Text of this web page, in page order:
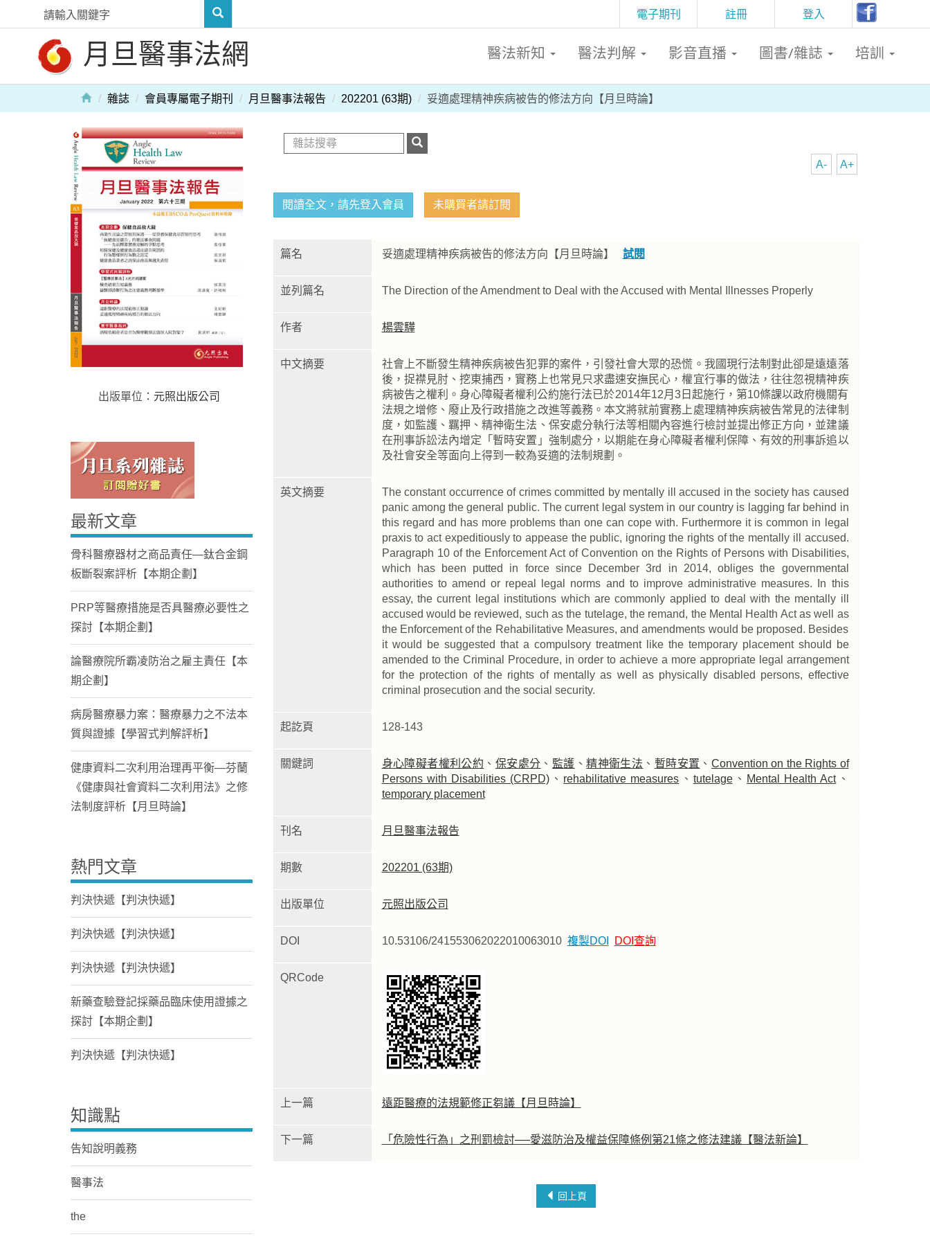
註冊 登入
電子期刊
月旦醫事法網 醫法新知 醫法判解 影音直播 圖書/雜誌 培訓
雜誌 會員專屬電子期刊 月旦醫事法報告 202201 (63期) 妥適處理精神疾病被告的修法方向【月旦時論】
A+
A-
閱讀全文，請先登入會員 未購買者請訂閱
篇名 妥適處理精神疾病被告的修法方向【月旦時論】 試閱
並列篇名 The Direction of the Amendment to Deal with the Accused with Mental Illnesses Properly
作者 楊雲驊
中文摘要
社會上不斷發生精神疾病被告犯罪的案件，引發社會大眾的恐慌。我國現行法制對此卻是遠遠落
後，捉襟見肘、挖東捕西，實務上也常見只求盡速安撫民心，權宜行事的做法，往往忽視精神疾
病被告之權利。身心障礙者權利公約施行法已於2014年12月3日起施行，第10條課以政府機關有
法規之增修、廢止及行政措施之改進等義務。本文將就前實務上處理精神疾病被告常見的法律制
度，如監護、羈押、精神衛生法、保安處分執行法等相關內容進行檢討並提出修正方向，並建議
在刑事訴訟法內增定「暫時安置」強制處分，以期能在身心障礙者權利保障、有效的刑事訴追以
及社會安全等面向上得到一較為妥適的法制規劃。
英文摘要
The constant occurrence of crimes committed by mentally ill accused in the society has caused
panic among the general public. The current legal system in our country is lagging far behind in
this regard and has more problems than one can cope with. Furthermore it is common in legal
praxis to act expeditiously to appease the public, ignoring the rights of the mentally ill accused.
Paragraph 10 of the Enforcement Act of Convention on the Rights of Persons with Disabilities,
which has been putted in force since December 3rd in 2014, obliges the governmental
authorities to amend or repeal legal norms and to improve administrative measures. In this
essay, the current legal institutions which are commonly applied to deal with the mentally ill
accused would be reviewed, such as the tutelage, the remand, the Mental Health Act as well as
the Enforcement of the Rehabilitative Measures, and amendments would be proposed. Besides
it would be suggested that a compulsory treatment like the temporary placement should be
amended to the Criminal Procedure, in order to achieve a more appropriate legal arrangement
for the protection of the rights of mentally as well as physically disabled persons, effective
criminal prosecution and the social security.
起訖頁 128-143
關鍵詞 身心障礙者權利公約 、 保安處分 、 監護 、精神衛生法 、 暫時安置 、 Convention on the Rights of
Persons with Disabilities (CRPD)、 rehabilitative measures 、 tutelage、 Mental Health Act、
temporary placement
刊名 月旦醫事法報告
期數 202201 (63期)
出版單位 元照出版公司
DOI 10.53106/241553062022010063010 複製DOI DOI查詢
QRCode
上一篇 遠距醫療的法規範修正芻議【月旦時論】
下一篇 「危險性行為」之刑罰檢討──愛滋防治及權益保障條例第21條之修法建議【醫法新論】
回上頁
出版單位： 元照出版公司
最新文章
骨科醫療器材之商品責任—鈦合金鋼
板斷裂案評析【本期企劃】
PRP等醫療措施是否具醫療必要性之
探討【本期企劃】
論醫療院所霸凌防治之雇主責任【本
期企劃】
病房醫療暴力案：醫療暴力之不法本
質與證據【學習式判解評析】
健康資料二次利用治理再平衡—芬蘭
《健康與社會資料二次利用法》之修
法制度評析【月旦時論】
熱門文章
判決快遞【判決快遞】
判決快遞【判決快遞】
判決快遞【判決快遞】
新藥查驗登記採藥品臨床使用證據之
探討【本期企劃】
判決快遞【判決快遞】
知識點
告知說明義務
醫事法
the